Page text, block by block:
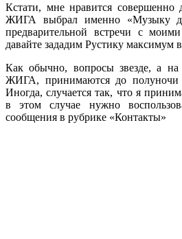
Кстати, мне нравится совершенно
ЖИГА выбрал именно «Музыку
предварительной встречи с
давайте зададим Рустику максимум
Как обычно, вопросы звезде, а на
ЖИГА, принимаются до
Иногда, случается так, что я
в этом случае нужно
сообщения в рубрике «Контакты»